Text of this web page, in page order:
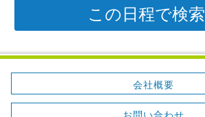
この日程で検索
会社概要
お問い合わせ